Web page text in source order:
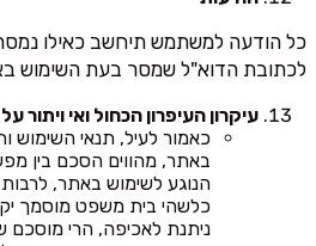
כל הודעה למשתמש תיחשב כאילו
לכתובת הדוא"ל שמסר בעת השימוש
עיקרון העיפרון הכחול ואי ויתור על
כאמור לעיל, תנאי השימוש
באתר, מהווים הסכם בין
הנוגע לשימוש באתר,
כלשהי בית משפט מוסמך
ניתנת לאכיפה, הרי